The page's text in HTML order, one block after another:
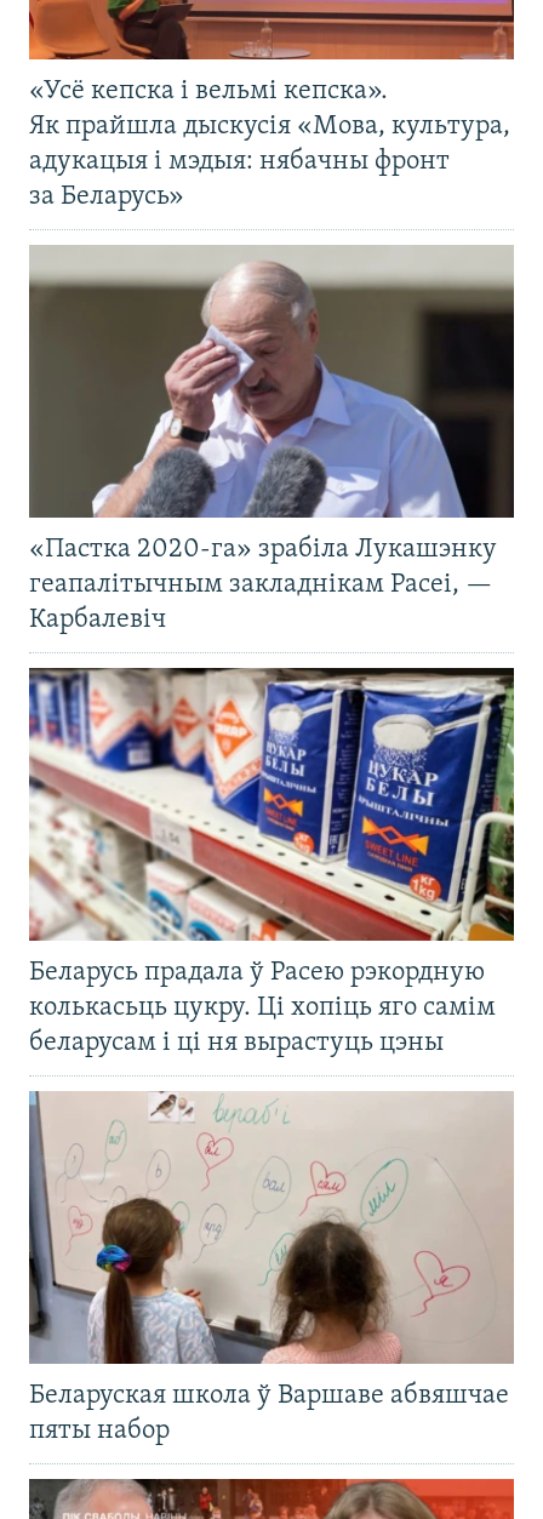
«Усё кепска і вельмі кепска».
Як прайшла дыскусія «Мова, культура,
адукацыя і мэдыя: нябачны фронт
за Беларусь»
«Пастка 2020-га» зрабіла Лукашэнку
геапалітычным закладнікам Расеі, —
Карбалевіч
Беларусь прадала ў Расею рэкордную
колькасьць цукру. Ці хопіць яго самім
беларусам і ці ня вырастуць цэны
Беларуская школа ў Варшаве абвяшчае
пяты набор